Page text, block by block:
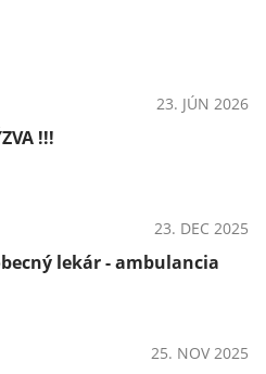
23. JÚN 2026
!!!
23. DEC 2025
lekár - ambulancia
25. NOV 2025